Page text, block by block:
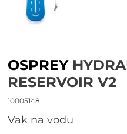
OSPREY
RESERVOIR V2
10005148
vak na vodu